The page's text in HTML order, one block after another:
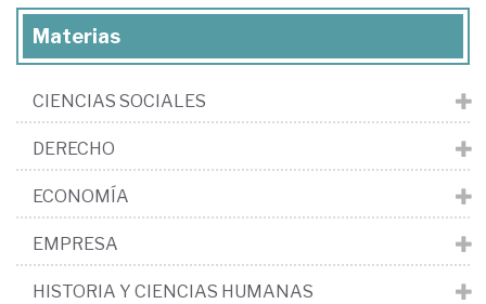
Materias
CIENCIAS SOCIALES
DERECHO
ECONOMÍA
EMPRESA
HISTORIA Y CIENCIAS HUMANAS